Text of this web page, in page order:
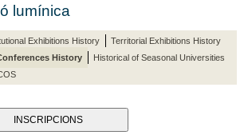
lumínica
Exhibitions History
Territorial Exhibitions History
History
Historical of Seasonal Universities
INSCRIPCIONS